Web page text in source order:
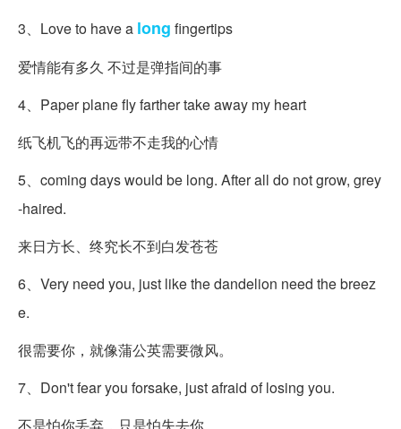
3、Love to have a long fingertips
爱情能有多久 不过是弹指间的事
4、Paper plane fly farther take away my heart
纸飞机飞的再远带不走我的心情
5、coming days would be long. After all do not grow, grey
-haired.
来日方长、终究长不到白发苍苍
6、Very need you, just like the dandelion need the breez
e.
很需要你，就像蒲公英需要微风。
7、Don't fear you forsake, just afraid of losing you.
不是怕你丢弃，只是怕失去你